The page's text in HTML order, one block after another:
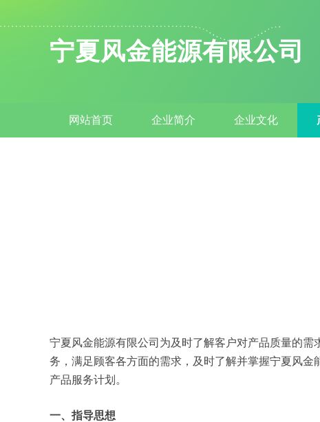
宁夏风金能源有限公司
网站首页 企业简介 企业文化
宁夏风金能源有限公司为及时了解客户对产品质量的
务，满足顾客各方面的需求，及时了解并掌握宁夏风
产品服务计划。
一、指导思想